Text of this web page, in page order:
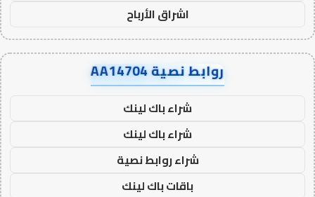
اشراق الأرباح
روابط نصية AA14704
شراء باك لينك
شراء باك لينك
شراء روابط نصية
باقات باك لينك